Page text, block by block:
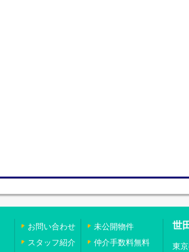
お問い合わせ
スタッフ紹介
未公開物件
仲介手数料無料
世
東